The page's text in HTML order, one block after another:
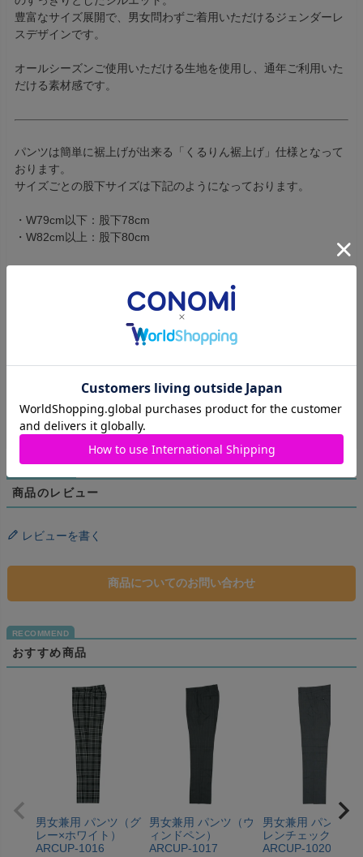
豊富なサイズ展開で、男女問わずご着用いただけるジェンダーレ
スデザインです。
オールシーズンご使用いただける生地を使用し、通年ご利用いた
だける素材感です。
パンツは簡単に裾上げが出来る「くるりん裾上げ」仕様となって
おります。
サイズごとの股下サイズは下記のようになっております。
・W79cm以下：股下78cm
・W82cm以上：股下80cm
詳しくは画像をご覧ください。
※サイズはヒップを基準にしていただくと他の部分も合いやす
く、綺麗なシルエットになります。
で調節ください。
商品のレビュー
レビューを書く
商品についてのお問い合わせ
おすすめ商品
男女兼用 パンツ（グ
レー×ホワイト）
ARCUP-1016
男女兼用 パンツ（ウ
ィンドペン）
ARCUP-1017
男女兼用 パンツ（
レンチェック2）
ARCUP-1020